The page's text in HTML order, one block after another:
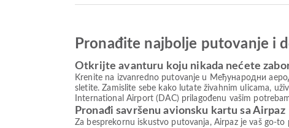
Pronađite najbolje putovanje i
Otkrijte avanturu koju nikada nećete
Krenite na izvanredno putovanje u Међународни
sletite. Zamislite sebe kako lutate živahnim ulicama,
International Airport (DAC) prilagođenu vašim
Pronađi savršenu avionsku kartu sa Airpaz
Za besprekornu iskustvo putovanja, Airpaz je vaš go-